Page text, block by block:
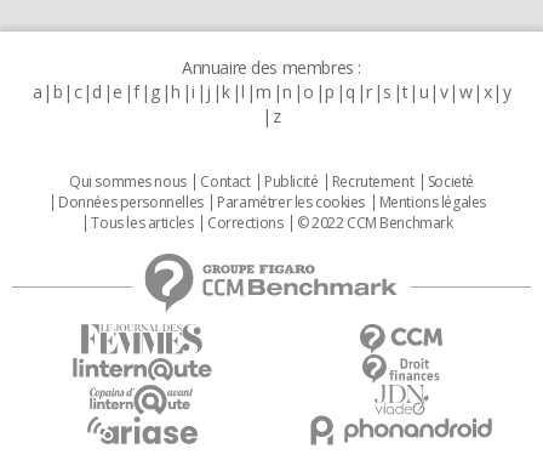
Annuaire des membres :
a b c d e f g h i j k l m n o p q r s t u v w x y
z
Qui sommes nous Contact Publicité Recrutement
Societé
Données personnelles
Paramétrer les cookies
Mentions légales
Tous les articles
Corrections © 2022 CCM Benchmark